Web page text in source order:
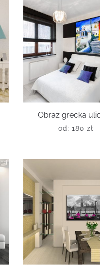
Obraz grecka
od: 180 zł